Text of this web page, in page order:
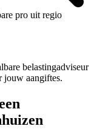
pro uit regio
belastingadviseur
jouw aangiftes.